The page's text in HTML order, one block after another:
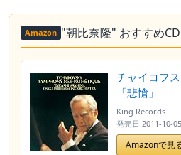
Amazon "朝比奈隆" おすすめ
チャイコフ
「
King Records
発売日 2011-10-05
Amazonで見